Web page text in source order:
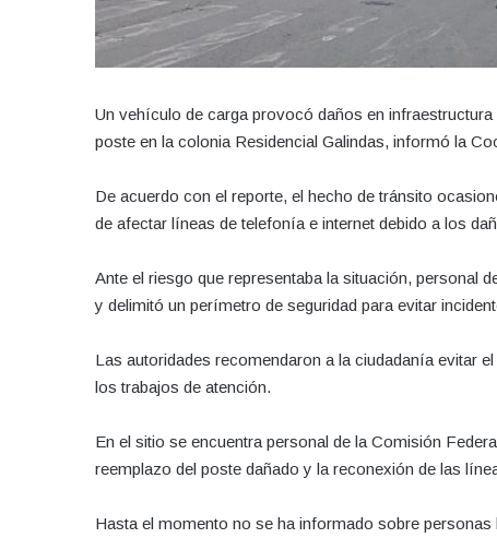
Un vehículo de carga provocó daños en
poste en la colonia Residencial Galindas, informó la
De acuerdo con el reporte, el hecho de tránsito
de afectar líneas de telefonía e internet debido a los
Ante el riesgo que representaba la situación, personal
y delimitó un perímetro de seguridad para evitar
Las autoridades recomendaron a la ciudadanía evitar
los trabajos de atención.
En el sitio se encuentra personal de la Comisión
reemplazo del poste dañado y la reconexión de las
Hasta el momento no se ha informado sobre personas